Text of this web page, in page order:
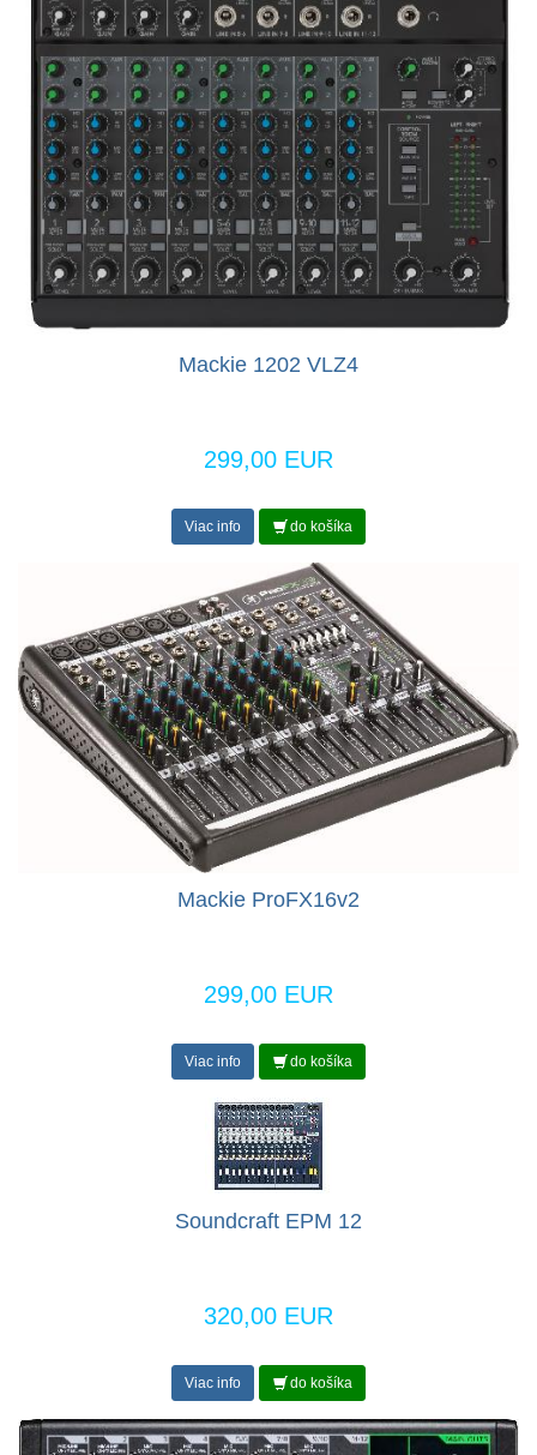
Mackie 1202 VLZ4
299,00 EUR
Viac info do košíka
Mackie ProFX16v2
299,00 EUR
Viac info do košíka
Soundcraft EPM 12
320,00 EUR
Viac info do košíka